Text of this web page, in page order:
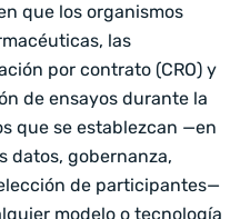
que los organismos
las
por contrato (CRO) y
de ensayos durante la
que se establezcan —en
datos, gobernanza,
de participantes—
modelo o tecnología